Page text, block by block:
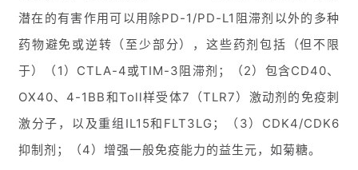
潜在的有害作用可以用除PD-1/PD-L1阻滞剂以外的多种
药物避免或逆转（至少部分），这些药剂包括（但不限
于）（1）CTLA-4或TIM-3阻滞剂；（2）包含CD40、
OX40、4-1BB和Toll样受体7（TLR7）激动剂的免疫刺
激分子，以及重组IL15和FLT3LG；（3）CDK4/CDK6
抑制剂；（4）增强一般免疫能力的益生元，如菊糖。